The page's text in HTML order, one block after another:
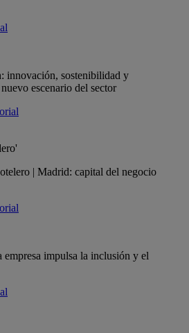
innovación, sostenibilidad y
escenario del sector
| Madrid: capital del negocio
impulsa la inclusión y el